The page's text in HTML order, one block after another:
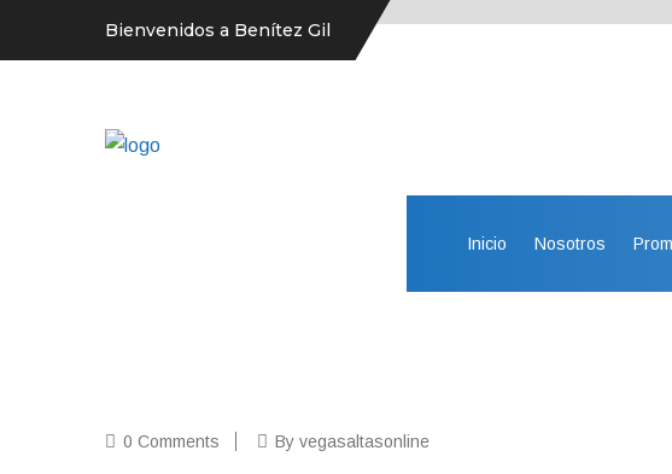
Bienvenidos a Benítez Gil
Inicio Nosotros
0 Comments By vegasaltasonline